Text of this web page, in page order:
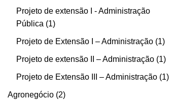
Projeto de extensão I - Administração
Pública
1
Projeto de Extensão I – Administração 1
Projeto de extensão II – Administração 1
Projeto de Extensão III – Administração 1
Agronegócio 2